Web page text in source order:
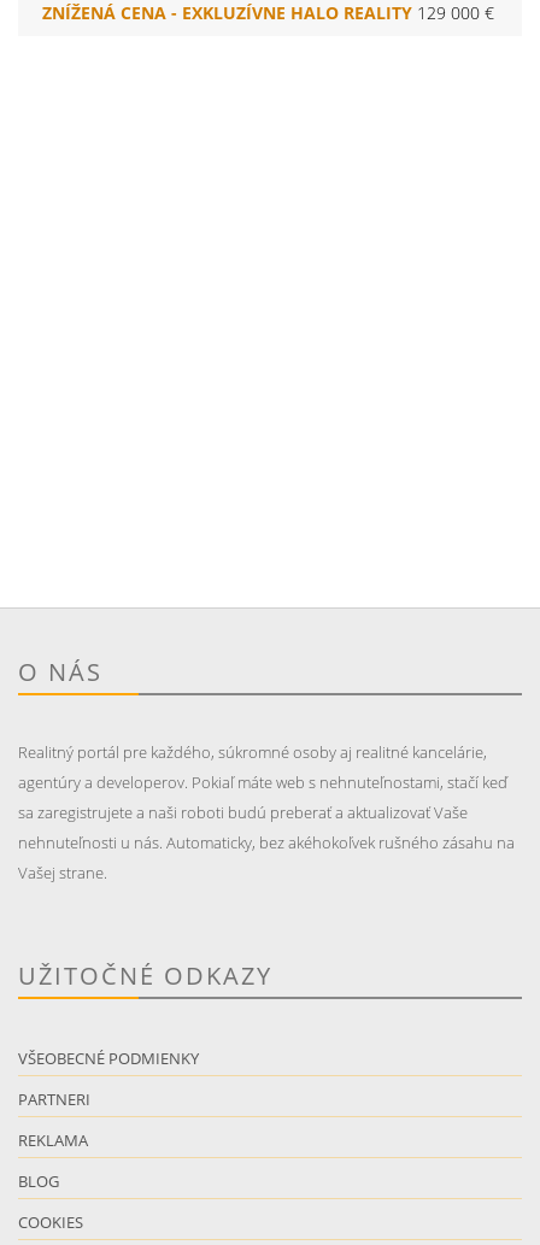
ZNÍŽENÁ CENA - EXKLUZÍVNE HALO REALITY 129 000 €
O NÁS
Realitný portál pre každého, súkromné osoby aj realitné kancelárie,
agentúry a developerov. Pokiaľ máte web s nehnuteľnostami, stačí keď
sa zaregistrujete a naši roboti budú preberať a aktualizovať Vaše
nehnuteľnosti u nás. Automaticky, bez akéhokoľvek rušného zásahu na
Vašej strane.
UŽITOČNÉ ODKAZY
VŠEOBECNÉ PODMIENKY
PARTNERI
REKLAMA
BLOG
COOKIES